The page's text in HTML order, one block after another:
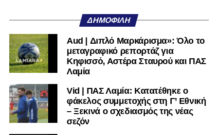
υπόλοιπο κόσμο. Ακολουθήστε το lamiara.gr στο
Twitterκαι στοInstagram
μαθαίνετε σε χρόνο dt όλα τα νέα.
ΔΗΜΟΦΙΛΉ
Aud | Διπλό Μαρκάρισμα»: Όλο το
μεταγραφικό ρεπορτάζ για
Κηφισσό, Αστέρα Σταυρού και ΠΑΣ
Λαμία
Vid | ΠΑΣ Λαμία: Κατατέθηκε ο
φάκελος συμμετοχής στη Γ’ Εθνική
– Ξεκινά ο σχεδιασμός της νέας
σεζόν